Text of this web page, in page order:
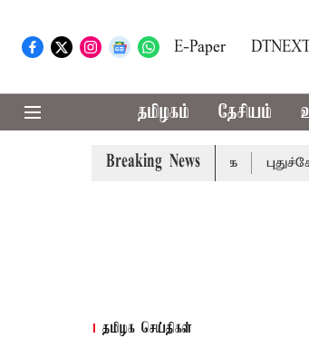
E-Paper
தமிழகம் தேசியம்
Breaking News
கன மழை எச்சரிக்கை புதுச்சேரி
தமிழக செய்திகள்